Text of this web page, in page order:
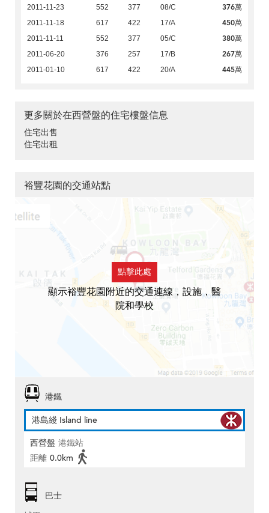
2011-11-23 552 377 08/C 376萬
2011-11-18 617 422 17/A 450萬
2011-11-11 552 377 05/C 380萬
2011-06-20 376 257 17/B 267萬
2011-01-10 617 422 20/A 445萬
更多關於在西營盤的住宅樓盤信息
住宅出售
住宅出租
裕豐花園的交通站點
點擊此處
顯示裕豐花園附近的交通連線，設施，醫
院和學校
港鐵
港島綫 Island line
西營盤 港鐵站
距離 0.0km
巴士